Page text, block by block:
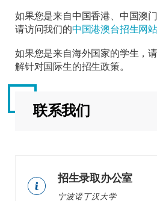
如果您是来自中国香港、中国澳
请访问我们的中国港澳台招生网站
如果您是来自海外国家的学生，
解针对国际生的招生政策。
联系我们
招生录取办公室
宁波诺丁汉大学